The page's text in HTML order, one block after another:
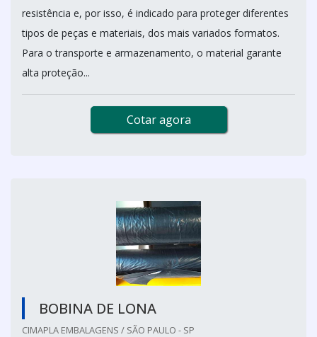
resistência e, por isso, é indicado para proteger diferentes
tipos de peças e materiais, dos mais variados formatos.
Para o transporte e armazenamento, o material garante
alta proteção...
Cotar agora
BOBINA DE LONA
CIMAPLA EMBALAGENS / SÃO PAULO - SP